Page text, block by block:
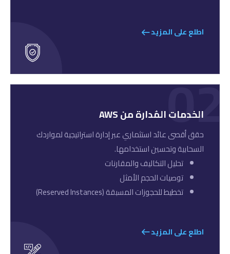
اطلع على المزيد
02
الخدمات المُدارة من AWS
حقق أقصى عائد استثماري عبر إدارة استراتيجية لمواردك
السحابية وتحسين استخدامها.
تحليل التكاليف والمقارنات
توصيات الحجم الأمثل
تخطيط للحجوزات المسبقة (Reserved Instances)
اطلع على المزيد